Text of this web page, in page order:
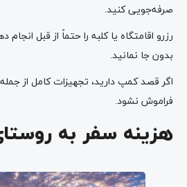
صرفه‌جویی کنید.
رزرو اقامتگاه یا کلبه را حتماً از قبل
بدون جا نمانید.
اگر قصد کمپ دارید، تجهیزات کامل از
فراموش نشود.
هزینه سفر به